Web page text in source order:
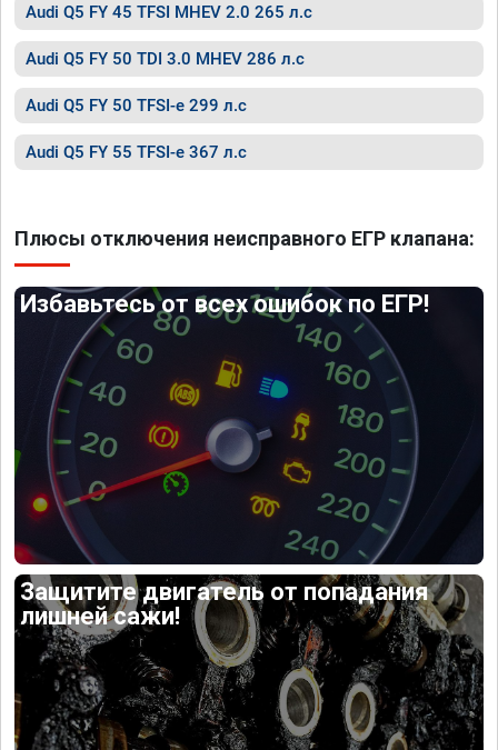
Audi Q5 FY 45 TFSI MHEV 2.0 265 л.с
Audi Q5 FY 50 TDI 3.0 MHEV 286 л.с
Audi Q5 FY 50 TFSI-e 299 л.с
Audi Q5 FY 55 TFSI-e 367 л.с
Плюсы отключения неисправного ЕГР клапана:
Избавьтесь от всех ошибок по ЕГР!
Защитите двигатель от попадания
лишней сажи!